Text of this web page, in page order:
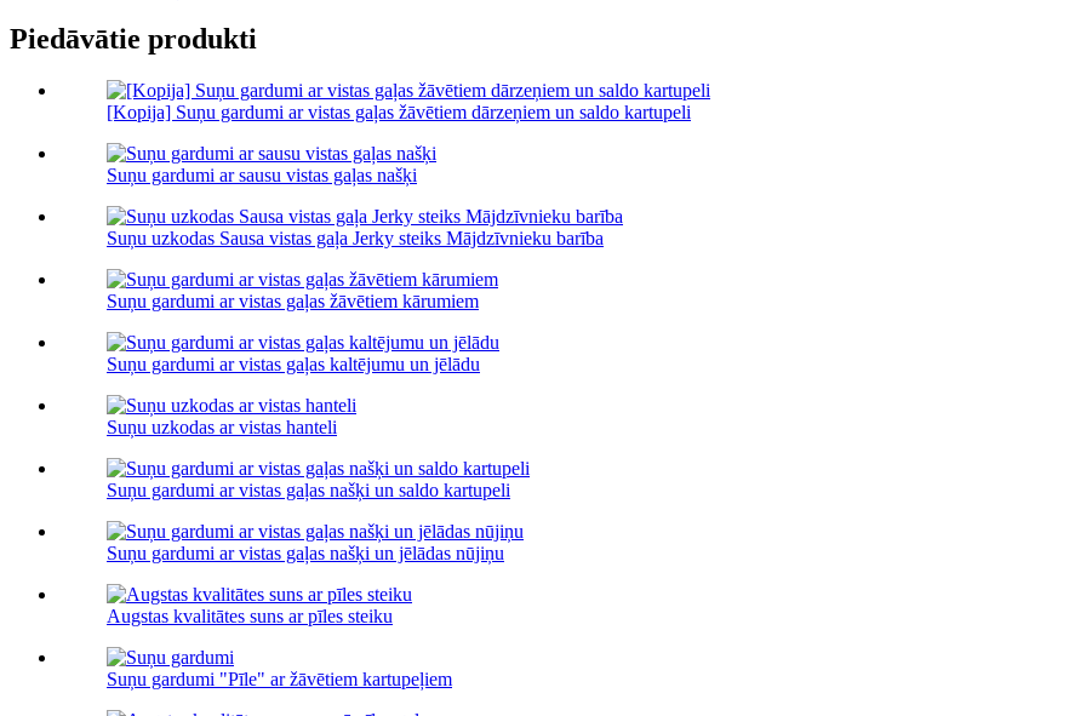
Piedāvātie produkti
[Kopija] Suņu gardumi ar vistas gaļas žāvētiem dārzeņiem un saldo kartupeli
Suņu gardumi ar sausu vistas gaļas našķi
Suņu uzkodas Sausa vistas gaļa Jerky steiks Mājdzīvnieku barība
Suņu gardumi ar vistas gaļas žāvētiem kārumiem
Suņu gardumi ar vistas gaļas kaltējumu un jēlādu
Suņu uzkodas ar vistas hanteli
Suņu gardumi ar vistas gaļas našķi un saldo kartupeli
Suņu gardumi ar vistas gaļas našķi un jēlādas nūjiņu
Augstas kvalitātes suns ar pīles steiku
Suņu gardumi "Pīle" ar žāvētiem kartupeļiem